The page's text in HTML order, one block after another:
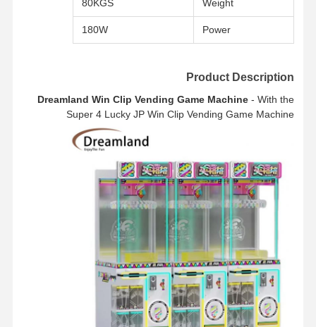
منزل المنتجات أشرطة فيديو
Weight
80KGS
Power
180W
Product Description
Dreamland Win Clip Vending Game Machine - With the
Super 4 Lucky JP Win Clip Vending Game Machine